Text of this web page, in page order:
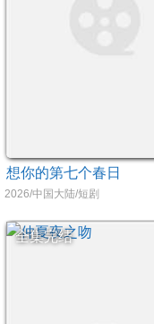
想你的第七个春日
2026/中国大陆/短剧
全集完结